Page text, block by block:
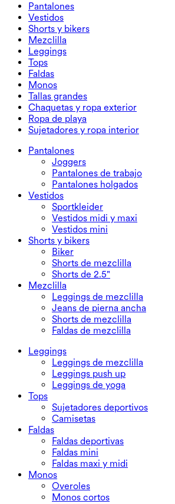
Pantalones
Pantalones
Joggers
Pantalones de trabajo
Pantalones holgados
Vestidos
Vestidos
Sportkleider
Vestidos midi y maxi
Vestidos mini
Shorts y bikers
Shorts y bikers
Biker
Shorts de mezclilla
Mezclilla
Mezclilla
Leggings de mezclilla
Shorts de mezclilla
Faldas de mezclilla
Leggings
Leggings
Leggings push up
Leggings de yoga
Tops
Sujetadores deportivos
Camisetas
Faldas
Faldas
Faldas deportivas
Faldas mini
Faldas maxi y midi
Monos
Monos
Overoles
Monos cortos
Tallas grandes
Tallas grandes
Prendas inferiores talla grande
Tops talla grande
Vestidos talla grande
Chaquetas y ropa exterior
Chaquetas y ropa exterior
Chaquetas y ropa exterior
Ropa exterior
Ropa de playa
Ropa de playa
Tops de baño
Partes de abajo de baño
Conjuntos de baño
Sujetadores y ropa interior
Sujetadores y ropa interior
Sujetadores
Ropa interior
Pantalones
Joggers
Pantalones de trabajo
Pantalones holgados
Vestidos
Sportkleider
Vestidos midi y maxi
Vestidos mini
Shorts y bikers
Biker
Shorts de mezclilla
Shorts de 2.5"
Mezclilla
Leggings de mezclilla
Jeans de pierna ancha
Shorts de mezclilla
Faldas de mezclilla
Leggings
Leggings de mezclilla
Leggings push up
Leggings de yoga
Tops
Sujetadores deportivos
Camisetas
Faldas
Faldas deportivas
Faldas mini
Faldas maxi y midi
Monos
Overoles
Monos cortos